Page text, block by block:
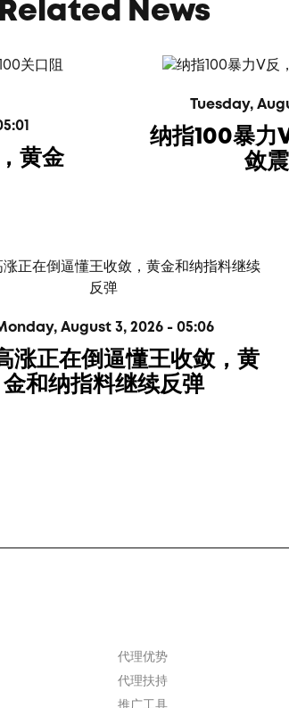
Related News
黄金
Tuesday,
纳指100暴力
敛
August 3, 2026 - 05:06
涨正在倒逼懂王收敛，黄
金和纳指料继续反弹
代理优势
代理扶持
推广工具